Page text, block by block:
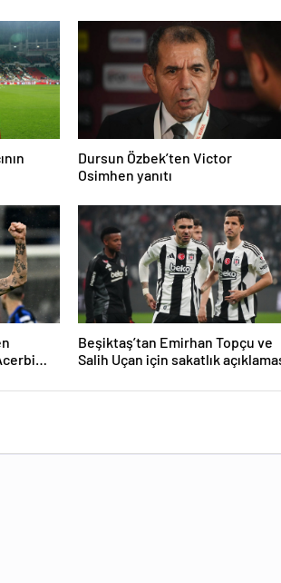
Dursun Özbek’ten Victor
Osimhen yanıtı
Beşiktaş’tan Emirhan Topçu ve
Salih Uçan için sakatlık